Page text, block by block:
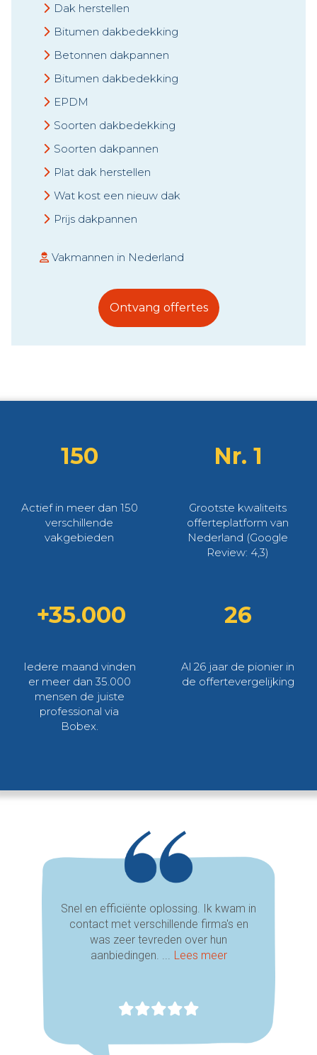
Dak herstellen
Bitumen dakbedekking
Betonnen dakpannen
Bitumen dakbedekking
EPDM
Soorten dakbedekking
Soorten dakpannen
Plat dak herstellen
Wat kost een nieuw dak
Prijs dakpannen
Vakmannen in Nederland
Ontvang offertes
150
Actief in meer dan 150
verschillende
vakgebieden
Nr. 1
Grootste kwaliteits
offerteplatform van
Nederland (Google
Review: 4,3)
+35.000
Iedere maand vinden
er meer dan 35.000
mensen de juiste
professional via
Bobex.
26
Al 26 jaar de pionier in
de offertevergelijking
Snel en efficiënte oplossing. Ik kwam in
contact met verschillende firma's en
was zeer tevreden over hun
aanbiedingen. ...
Lees meer